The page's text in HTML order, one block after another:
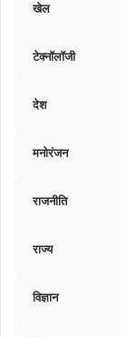
खेल
टेक्नॉलॉजी
देश
मनोरंजन
राजनीति
राज्य
विज्ञान